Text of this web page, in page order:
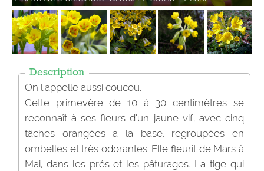
Description
On l’appelle aussi coucou.
Cette primevère de 10 à 30 centimètres se
reconnaît à ses fleurs d’un jaune vif, avec cinq
tâches orangées à la base, regroupées en
ombelles et très odorantes. Elle fleurit de Mars à
Mai, dans les prés et les pâturages. La tige qui